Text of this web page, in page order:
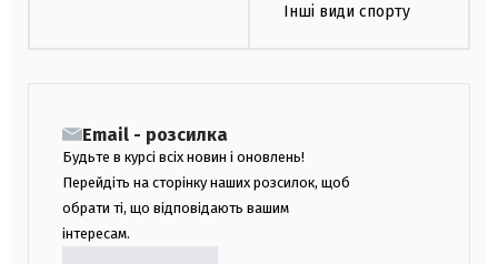
Інші види спорту
Email - розсилка
Будьте в курсі всіх новин і оновлень!
Перейдіть на сторінку наших розсилок, щоб
обрати ті, що відповідають вашим
інтересам.